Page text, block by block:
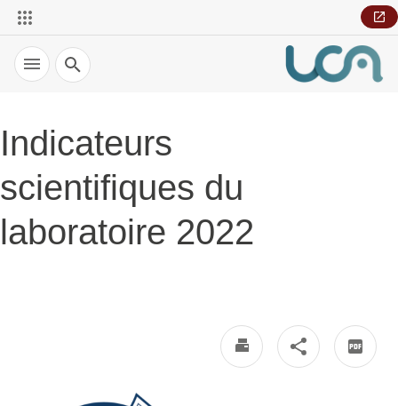
Recherche
Indicateurs
scientifiques du
laboratoire 2022